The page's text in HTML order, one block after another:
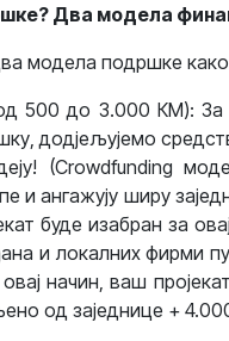
Два модела
модела подршке
500 до 3.000 КМ): За
дод‌јељујемо
(Crowdfunding
и ангажују ширу
буде изабран за
и локалних фирми
овај начин, ваш
од заједнице +